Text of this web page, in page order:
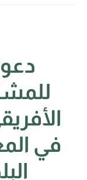
في